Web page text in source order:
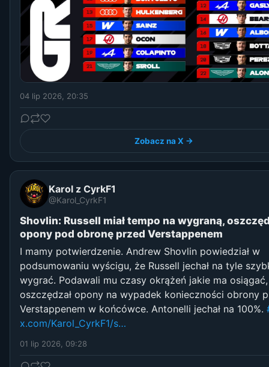
04 lip 2026, 20:35
Zobacz na X →
Karol z CyrkF1
@Karol_CyrkF1
Shovlin: Russell miał tempo na wygraną,
opony pod obronę przed Verstappenem
I mamy potwierdzenie. Andrew Shovlin powiedział w
podsumowaniu wyścigu, że Russell jechał na tyle
wygrać. Podawali mu czasy okrążeń jakie ma osiągać,
oszczędzał opony na wypadek konieczności obrony
Verstappenem w końcówce. Antonelli jechał na 100%.
x.com/Karol_CyrkF1/s…
01 lip 2026, 09:28